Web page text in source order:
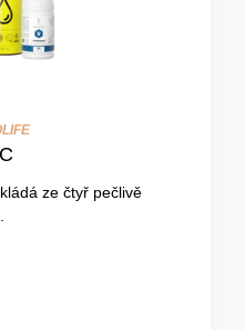
ze čtyř pečlivě